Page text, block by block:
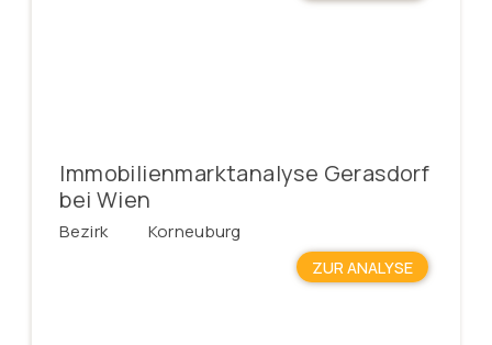
Immobilienmarktanalyse Gerasdorf
bei Wien
Bezirk Korneuburg
ZUR ANALYSE